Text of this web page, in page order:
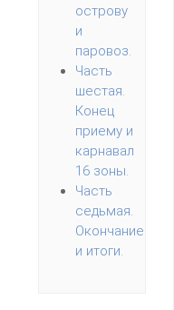
острову
и
паровоз.
Часть
шестая.
Конец
приему и
карнавал
16 зоны.
Часть
седьмая.
Окончание
и итоги.